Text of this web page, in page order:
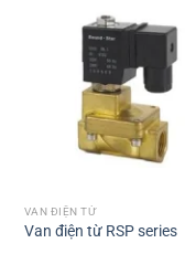
VAN ĐIỆN TỪ
Van điện từ RSP series